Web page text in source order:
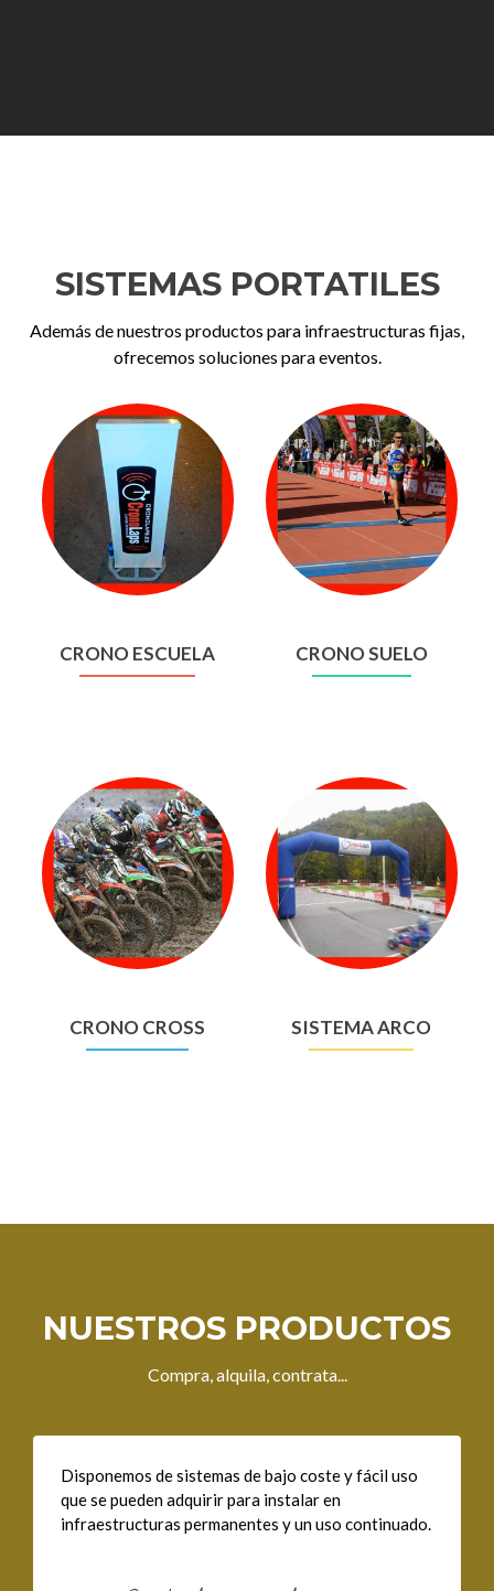
SISTEMAS PORTATILES
Además de nuestros productos para infraestructuras fijas,
ofrecemos soluciones para eventos.
CRONO ESCUELA CRONO SUELO
CRONO CROSS SISTEMA ARCO
NUESTROS PRODUCTOS
Compra, alquila, contrata...
Disponemos de sistemas de bajo coste y fácil uso
que se pueden adquirir para instalar en
infraestructuras permanentes y un uso continuado.